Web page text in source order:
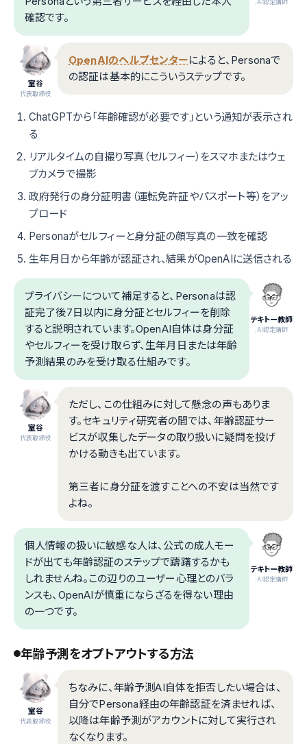
確認です。
室谷
代表取締役
OpenAIのヘルプセンターによると、Personaで
の認証は基本的にこういうステップです。
ChatGPTから「年齢確認が必要です」という通知が表示され
る
リアルタイムの自撮り写真（セルフィー）をスマホまたはウェ
ブカメラで撮影
政府発行の身分証明書（運転免許証やパスポート等）をアッ
プロード
Personaがセルフィーと身分証の顔写真の一致を確認
生年月日から年齢が認証され、結果がOpenAIに送信される
テキトー教師
.AI認定講師
プライバシーについて補足すると、Personaは認
証完了後7日以内に身分証とセルフィーを削除
すると説明されています。OpenAI自体は身分証
やセルフィーを受け取らず、生年月日または年齢
予測結果のみを受け取る仕組みです。
室谷
代表取締役
ただし、この仕組みに対して懸念の声もありま
す。セキュリティ研究者の間では、年齢認証サー
ビスが収集したデータの取り扱いに疑問を投げ
かける動きも出ています。
第三者に身分証を渡すことへの不安は当然です
よね。
テキトー教師
.AI認定講師
個人情報の扱いに敏感な人は、公式の成人モー
ドが出ても年齢認証のステップで躊躇するかも
しれませんね。この辺りのユーザー心理とのバラ
ンスも、OpenAIが慎重にならざるを得ない理由
の一つです。
年齢予測をオプトアウトする方法
室谷
代表取締役
ちなみに、年齢予測AI自体を拒否したい場合は、
自分でPersona経由の年齢認証を済ませれば、
以降は年齢予測がアカウントに対して実行され
なくなります。